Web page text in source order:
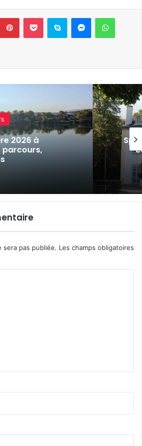
PinterestPocket Skype Messenger
Sports & loisirs
Sport, nature et patrimoine pour
édition de la course les « 10 km
Montigny »
sera pas publiée. Les champs obligatoires